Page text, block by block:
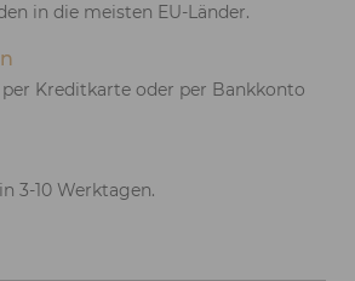
in die meisten EU-Länder.
per Kreditkarte oder per Bankkonto
3-10 Werktagen.